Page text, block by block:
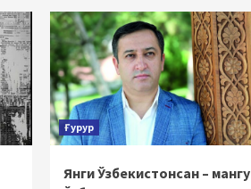
Ғурур
Янги Ўзбекистонсан – мангу